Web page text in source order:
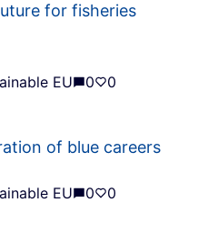
for fisheries
EU
0 0
of blue careers
EU
0 0